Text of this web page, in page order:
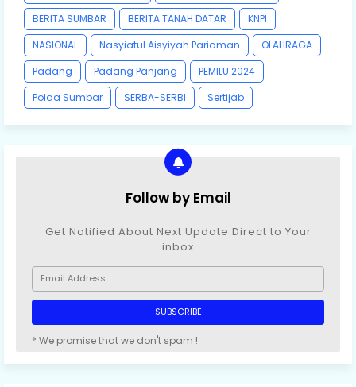
BERITA SUMBAR
BERITA TANAH DATAR
KNPI
NASIONAL
Nasyiatul Aisyiyah Pariaman
OLAHRAGA
Padang
Padang Panjang
PEMILU 2024
Polda Sumbar
SERBA-SERBI Sertijab
Follow by Email
Get Notified About Next Update Direct to Your
inbox
* We promise that we don't spam !